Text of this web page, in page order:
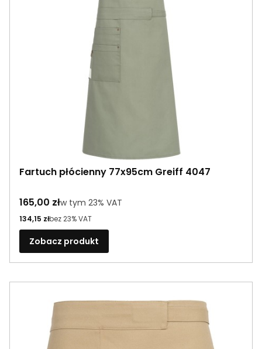
Fartuch płócienny 77x95cm Greiff 4047
Cena brutto
165,00 złw tym %s VAT
w tym 23% VAT
Cena netto
134,15 złbez 23% VAT
Zobacz produkt